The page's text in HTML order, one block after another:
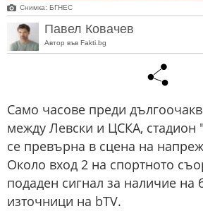
Снимка: БГНЕС
Павел Ковачев
Автор във Fakti.bg
Само часове преди
между Левски и ЦСКА, стадион
се превърна в сцена на
Около вход 2 на спортното
подаден сигнал за наличие
източници на bTV.